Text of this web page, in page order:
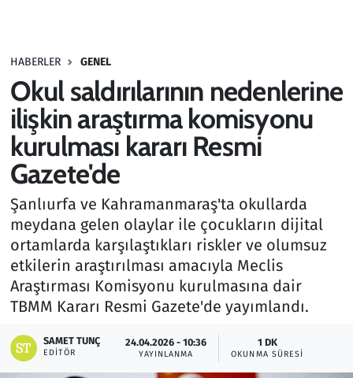
HABERLER GENEL
Okul saldırılarının nedenlerine
ilişkin araştırma komisyonu
kurulması kararı Resmi
Gazete'de
Şanlıurfa ve Kahramanmaraş'ta okullarda
meydana gelen olaylar ile çocukların dijital
ortamlarda karşılaştıkları riskler ve olumsuz
etkilerin araştırılması amacıyla Meclis
Araştırması Komisyonu kurulmasına dair
TBMM Kararı Resmi Gazete'de yayımlandı.
SAMET TUNÇ
EDITÖR
24.04.2026 - 10:36
YAYINLANMA
1 DK
OKUNMA SÜRESI
Haber
Kültür Sanat
Kurumsal Haberler
Lezzet Durağı
Memur ve Kamu
Otomobil
Oyun
Ramazan